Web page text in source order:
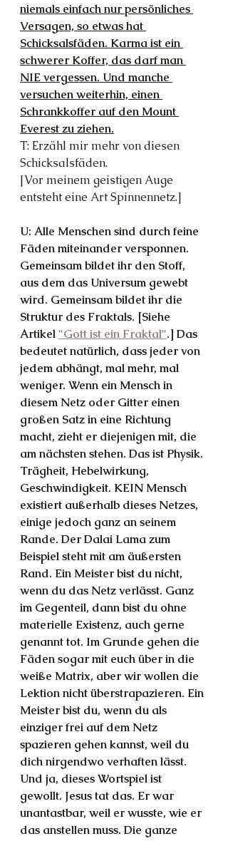
niemals einfach nur persönliches
Versagen, so etwas hat
Schicksalsfäden. Karma ist ein
schwerer Koffer, das darf man
NIE vergessen. Und manche
versuchen weiterhin, einen
Schrankkoffer auf den Mount
Everest zu ziehen.
T: Erzähl mir mehr von diesen
Schicksalsfäden.
[Vor meinem geistigen Auge
entsteht eine Art Spinnennetz.]
U: Alle Menschen sind durch feine
Fäden miteinander versponnen.
Gemeinsam bildet ihr den Stoff,
aus dem das Universum gewebt
wird. Gemeinsam bildet ihr die
Struktur des Fraktals. [Siehe
Artikel "Gott ist ein Fraktal".] Das
bedeutet natürlich, dass jeder von
jedem abhängt, mal mehr, mal
weniger. Wenn ein Mensch in
diesem Netz oder Gitter einen
großen Satz in eine Richtung
macht, zieht er diejenigen mit, die
am nächsten stehen. Das ist Physik.
Trägheit, Hebelwirkung,
Geschwindigkeit. KEIN Mensch
existiert außerhalb dieses Netzes,
einige jedoch ganz an seinem
Rande. Der Dalai Lama zum
Beispiel steht mit am äußersten
Rand. Ein Meister bist du nicht,
wenn du das Netz verlässt. Ganz
im Gegenteil, dann bist du ohne
materielle Existenz, auch gerne
genannt tot. Im Grunde gehen die
Fäden sogar mit euch über in die
weiße Matrix, aber wir wollen die
Lektion nicht überstrapazieren. Ein
Meister bist du, wenn du als
einziger frei auf dem Netz
spazieren gehen kannst, weil du
dich nirgendwo verhaften lässt.
Und ja, dieses Wortspiel ist
gewollt. Jesus tat das. Er war
unantastbar, weil er wusste, wie er
das anstellen muss. Die ganze